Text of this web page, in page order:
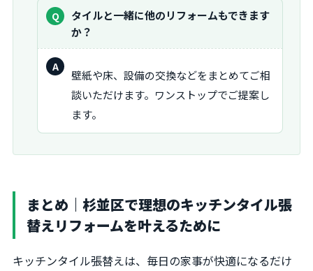
質
問：
タイルと一緒に他のリフォームもできます
か？
答：
壁紙や床、設備の交換などをまとめてご相
談いただけます。ワンストップでご提案し
ます。
まとめ｜杉並区で理想のキッチンタイル張
替えリフォームを叶えるために
キッチンタイル張替えは、毎日の家事が快適になるだけ